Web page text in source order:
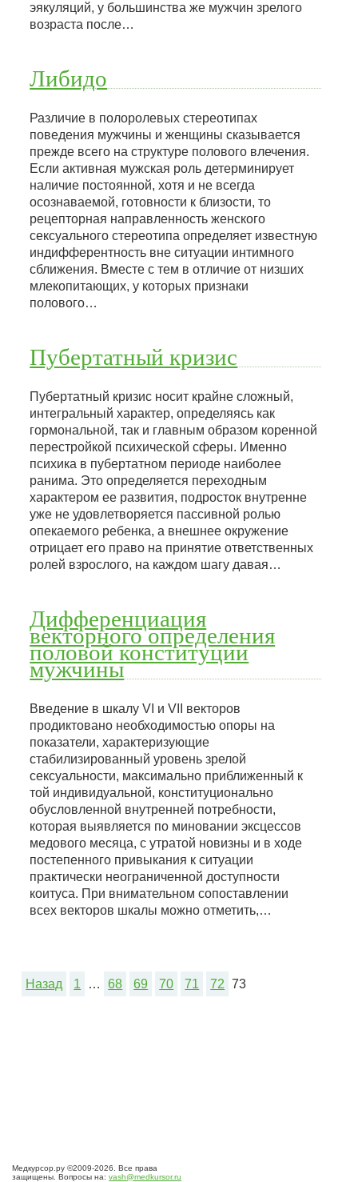
эякуляций, у большинства же мужчин зрелого
возраста после…
Либидо
Различие в полоролевых стереотипах
поведения мужчины и женщины сказывается
прежде всего на структуре полового влечения.
Если активная мужская роль детерминирует
наличие постоянной, хотя и не всегда
осознаваемой, готовности к близости, то
рецепторная направленность женского
сексуального стереотипа определяет известную
индифферентность вне ситуации интимного
сближения. Вместе с тем в отличие от низших
млекопитающих, у которых признаки
полового…
Пубертатный кризис
Пубертатный кризис носит крайне сложный,
интегральный характер, определяясь как
гормональной, так и главным образом коренной
перестройкой психической сферы. Именно
психика в пубертатном периоде наиболее
ранима. Это определяется переходным
характером ее развития, подросток внутренне
уже не удовлетворяется пассивной ролью
опекаемого ребенка, а внешнее окружение
отрицает его право на принятие ответственных
ролей взрослого, на каждом шагу давая…
Дифференциация
векторного определения
половой конституции
мужчины
Введение в шкалу VI и VII векторов
продиктовано необходимостью опоры на
показатели, характеризующие
стабилизированный уровень зрелой
сексуальности, максимально приближенный к
той индивидуальной, конституционально
обусловленной внутренней потребности,
которая выявляется по миновании эксцессов
медового месяца, с утратой новизны и в ходе
постепенного привыкания к ситуации
практически неограниченной доступности
коитуса. При внимательном сопоставлении
всех векторов шкалы можно отметить,…
Назад 1 … 68 69 70 71 72 73
Медкурсор.ру ©2009-2026. Все права
защищены. Вопросы на: vash@medkursor.ru